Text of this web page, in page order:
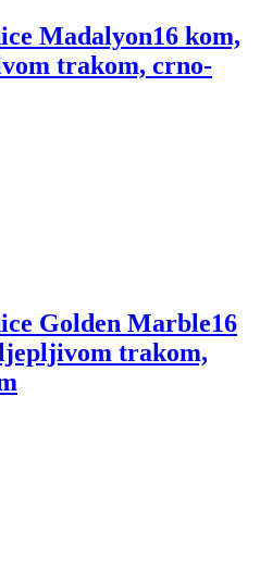
Madalyon16 kom,
trakom, crno-
Golden Marble16
trakom,